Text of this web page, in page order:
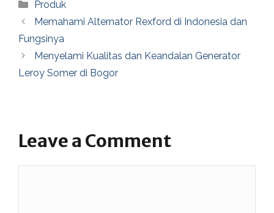
Categories
Produk
Memahami Alternator Rexford di Indonesia dan
Fungsinya
Menyelami Kualitas dan Keandalan Generator
Leroy Somer di Bogor
Leave a Comment